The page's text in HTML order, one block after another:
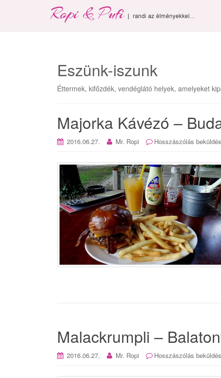
Eszünk-iszunk
Éttermek, kifőzdék, vendéglátó helyek, amelyeket
Majorka Kávézó –
2016.06.27. Mr. Ropi Hosszászólás
Malackrumpli –
2016.06.27. Mr. Ropi Hosszászólás